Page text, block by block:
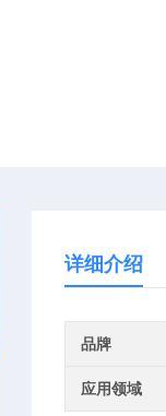
详细介绍
品牌
应用领域